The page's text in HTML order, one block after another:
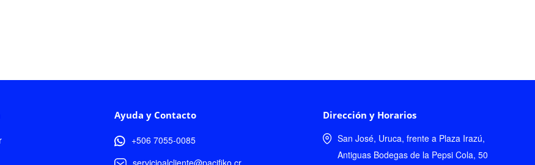
Ayuda y Contacto
+506 7055-0085
servicioalcliente@pacifiko.cr
Dirección y Horarios
San José, Uruca, frente a Plaza Irazú,
Antiguas Bodegas de la Pepsi Cola, 50